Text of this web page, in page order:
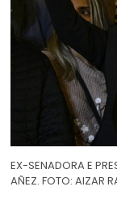
EX-SENADORA E
AÑEZ. FOTO: AIZAR